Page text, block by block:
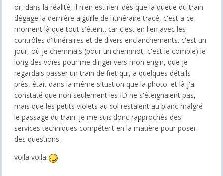
or, dans la réalité, il n'en est rien. dès que la queue du train
dégage la dernière aiguille de l'itinéraire tracé, c'est a ce
moment là que tout s'éteint. car c'est en lien avec les
contrôles d'itinéraires et de divers enclanchements. c'est un
jour, où je cheminais (pour un cheminot, c'est le comble) le
long des voies pour me diriger vers mon engin, que je
regardais passer un train de fret qui, a quelques détails
près, était dans la même situation que la photo. et là j'ai
constaté que non seulement les ID ne s'éteignaient pas,
mais que les petits violets au sol restaient au blanc malgré
le passage du train. je me suis donc rapprochés des
services techniques compétent en la matière pour poser
des questions.
voila voila